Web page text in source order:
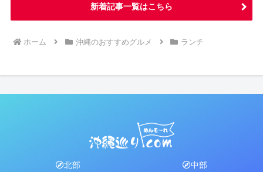
新着記事一覧はこちら
ホーム 沖縄のおすすめグルメ ランチ
北部 中部